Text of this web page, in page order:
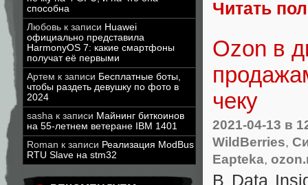
способна
Любовь к записи Huawei
официально представила
HarmonyOS 7: какие смартфоны
получат её первыми
Артем к записи Бесплатные боты,
чтобы раздеть девушку по фото в
2024
sasha к записи Майнинг биткоинов
на 55-летнем ветеране IBM 1401
Roman к записи Реализация ModBus
RTU Slave на stm32
Читать
Ozon в
чеку
2021-04-13 в
WildBerries,
Eapteka,
В Data